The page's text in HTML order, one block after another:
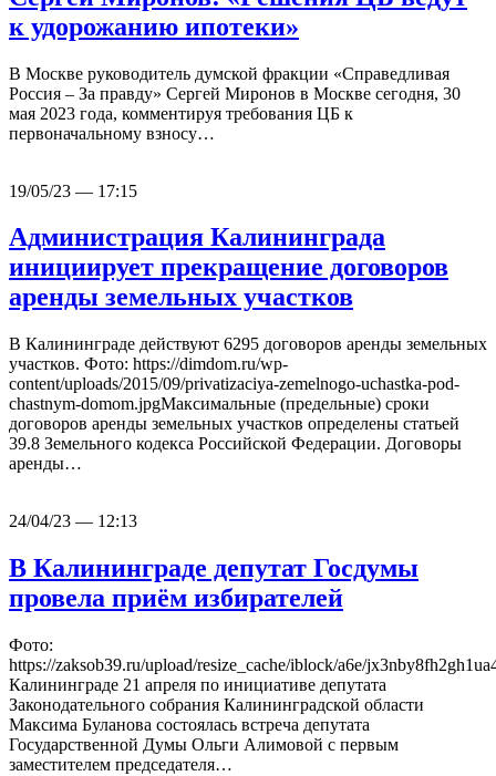
к удорожанию ипотеки»
В Москве руководитель думской фракции «Справедливая
Россия – За правду» Сергей Миронов в Москве сегодня, 30
мая 2023 года, комментируя требования ЦБ к
первоначальному взносу…
19/05/23 — 17:15
Администрация Калининграда
инициирует прекращение договоров
аренды земельных участков
В Калининграде действуют 6295 договоров аренды земельных
участков. Фото: https://dimdom.ru/wp-
content/uploads/2015/09/privatizaciya-zemelnogo-uchastka-pod-
chastnym-domom.jpgМаксимальные (предельные) сроки
договоров аренды земельных участков определены статьей
39.8 Земельного кодекса Российской Федерации. Договоры
аренды…
24/04/23 — 12:13
В Калининграде депутат Госдумы
провела приём избирателей
Фото:
https://zaksob39.ru/upload/resize_cache/iblock/a6e/
Калининграде 21 апреля по инициативе депутата
Законодательного собрания Калининградской области
Максима Буланова состоялась встреча депутата
Государственной Думы Ольги Алимовой с первым
заместителем председателя…